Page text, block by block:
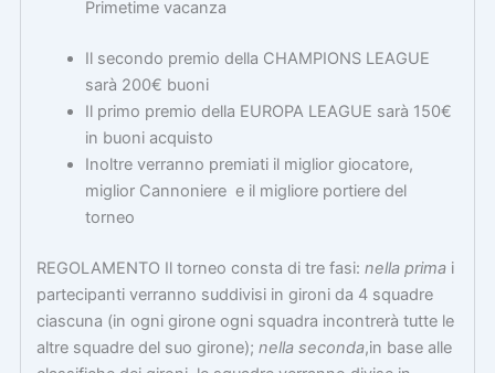
Primetime vacanza
Il secondo premio della CHAMPIONS LEAGUE
sarà 200€ buoni
Il primo premio della EUROPA LEAGUE sarà 150€
in buoni acquisto
Inoltre verranno premiati il miglior giocatore,
miglior Cannoniere e il migliore portiere del
torneo
REGOLAMENTO Il torneo consta di tre fasi:nella prima i
partecipanti verranno suddivisi in gironi da 4 squadre
ciascuna (in ogni girone ogni squadra incontrerà tutte le
altre squadre del suo girone);nella seconda,in base alle